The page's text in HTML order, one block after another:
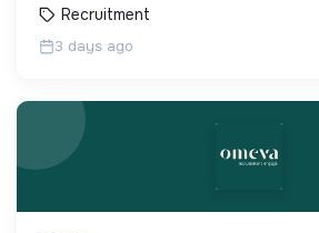
Recruitment
3 days ago